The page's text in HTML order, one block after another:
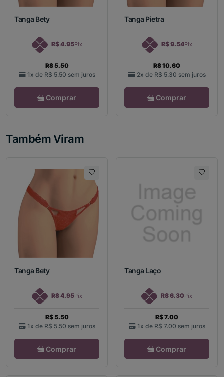
Tanga Bety
R$ 4.95Pix
R$ 5.50
1x de R$ 5.50 sem juros
Comprar
Tanga Pietra
R$ 9.54Pix
R$ 10.60
2x de R$ 5.30 sem juros
Comprar
Também Viram
Tanga Bety
R$ 4.95Pix
R$ 5.50
1x de R$ 5.50 sem juros
Comprar
Tanga Laço
R$ 6.30Pix
R$ 7.00
1x de R$ 7.00 sem juros
Comprar